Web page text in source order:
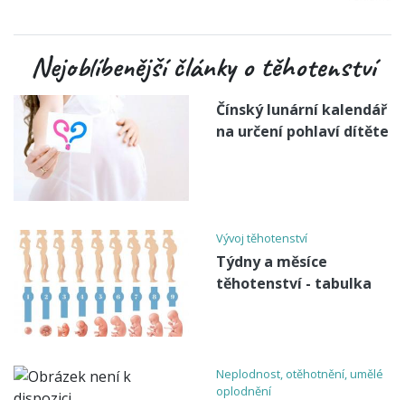
Nejoblíbenější články o těhotenství
Čínský lunární kalendář
na určení pohlaví dítěte
Vývoj těhotenství
Týdny a měsíce
těhotenství - tabulka
Neplodnost, otěhotnění, umělé
oplodnění